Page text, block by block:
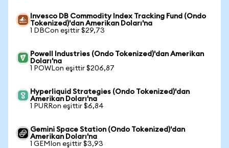
Invesco DB Commodity Index Tracking Fund (Ondo
Tokenized)'dan Amerikan Doları'na
1 DBCon eşittir $29,73
Powell Industries (Ondo Tokenized)'dan Amerikan
Doları'na
1 POWLon eşittir $206,87
Hyperliquid Strategies (Ondo Tokenized)'dan
Amerikan Doları'na
1 PURRon eşittir $6,84
Gemini Space Station (Ondo Tokenized)'dan
Amerikan Doları'na
1 GEMIon eşittir $3,93